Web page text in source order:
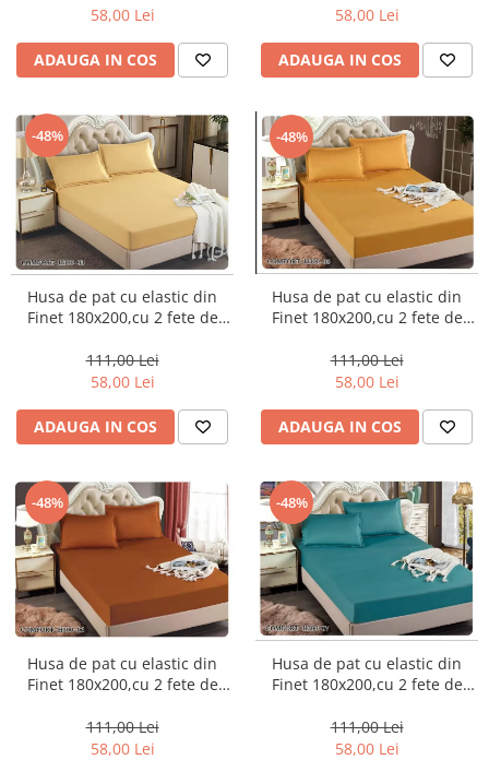
58,00 Lei
ADAUGA IN COS
58,00 Lei
ADAUGA IN COS
-48%
Husa de pat cu elastic din
Finet 180x200,cu 2 fete de
111,00 Lei
58,00 Lei
ADAUGA IN COS
-48%
Husa de pat cu elastic din
Finet 180x200,cu 2 fete de
111,00 Lei
58,00 Lei
ADAUGA IN COS
-48%
Husa de pat cu elastic din
Finet 180x200,cu 2 fete de
111,00 Lei
58,00 Lei
-48%
Husa de pat cu elastic din
Finet 180x200,cu 2 fete de
111,00 Lei
58,00 Lei